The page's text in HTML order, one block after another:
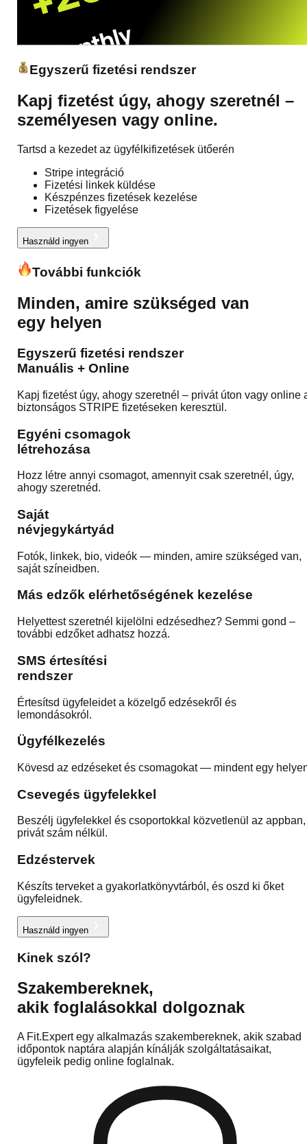
Egyszerű fizetési rendszer
Kapj fizetést úgy, ahogy szeretnél –
személyesen vagy online.
Tartsd a kezedet az ügyfélkifizetések ütőerén
Stripe integráció
Fizetési linkek küldése
Készpénzes fizetések kezelése
Fizetések figyelése
Használd ingyen
További funkciók
Minden, amire szükséged van
egy helyen
Egyszerű fizetési rendszer
Manuális + Online
Kapj fizetést úgy, ahogy szeretnél – privát úton vagy online
biztonságos STRIPE fizetéseken keresztül.
Egyéni csomagok
létrehozása
Hozz létre annyi csomagot, amennyit csak szeretnél, úgy,
ahogy szeretnéd.
Saját
névjegykártyád
Fotók, linkek, bio, videók — minden, amire szükséged van,
saját színeidben.
Más edzők elérhetőségének kezelése
Helyettest szeretnél kijelölni edzésedhez? Semmi gond –
további edzőket adhatsz hozzá.
SMS értesítési
rendszer
Értesítsd ügyfeleidet a közelgő edzésekről és
lemondásokról.
Ügyfélkezelés
Kövesd az edzéseket és csomagokat — mindent egy
Csevegés ügyfelekkel
Beszélj ügyfelekkel és csoportokkal közvetlenül az appban,
privát szám nélkül.
Edzéstervek
Készíts terveket a gyakorlatkönyvtárból, és oszd ki őket
ügyfeleidnek.
Használd ingyen
Kinek szól?
Szakembereknek,
akik foglalásokkal dolgoznak
A Fit.Expert egy alkalmazás szakembereknek, akik szabad
időpontok naptára alapján kínálják szolgáltatásaikat,
ügyfeleik pedig online foglalnak.